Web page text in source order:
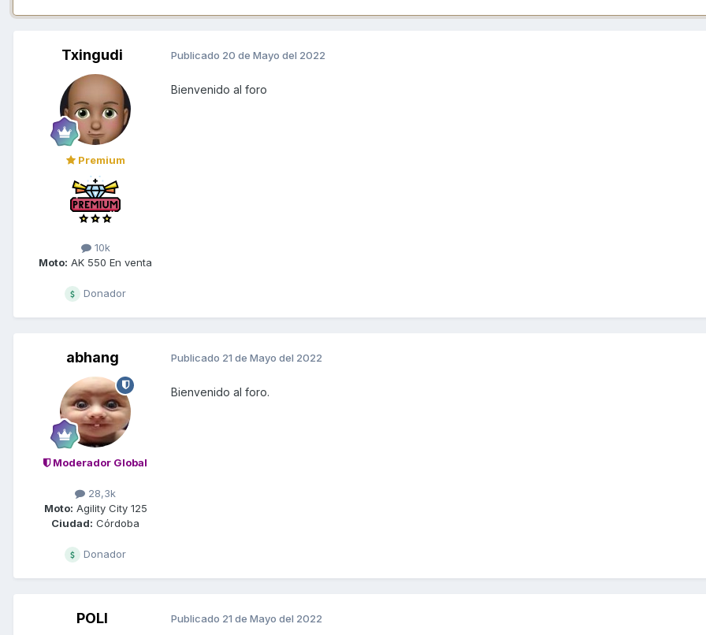
Txingudi
Premium
10k
Moto: AK 550 En venta
Donador
Publicado 20 de Mayo del 2022
Bienvenido al foro
abhang
Moderador Global
28,3k
Moto: Agility City 125
Ciudad: Córdoba
Donador
Publicado 21 de Mayo del 2022
Bienvenido al foro.
POLI Publicado 21 de Mayo del 2022